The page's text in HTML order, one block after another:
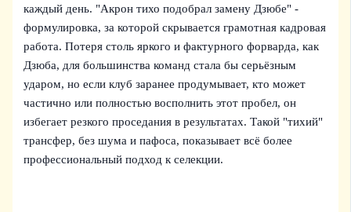
каждый день. "Акрон тихо подобрал замену Дзюбе" -
формулировка, за которой скрывается грамотная кадровая
работа. Потеря столь яркого и фактурного форварда, как
Дзюба, для большинства команд стала бы серьёзным
ударом, но если клуб заранее продумывает, кто может
частично или полностью восполнить этот пробел, он
избегает резкого проседания в результатах. Такой "тихий"
трансфер, без шума и пафоса, показывает всё более
профессиональный подход к селекции.